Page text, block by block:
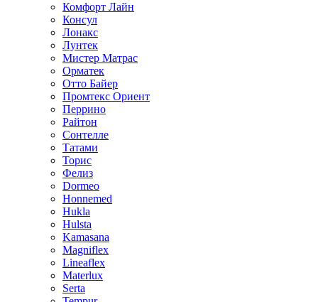
Комфорт Лайн
Консул
Лонакс
Лунтек
Мистер Матрас
Орматек
Отто Байер
Промтекс Ориент
Перрино
Райтон
Сонтелле
Татами
Торис
Фелиз
Dormeo
Honnemed
Hukla
Hulsta
Kamasana
Magniflex
Lineaflex
Materlux
Serta